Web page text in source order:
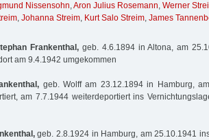
Nissensohn,Aron Julius Rosemann, Werner
, Johanna Streim, Kurt Salo Streim, James
Frankenthal,geb. 4.6.1894 in Altona, am
am 9.4.1942 umgekommen
geb. Wolff am 23.12.1894 in Hamburg,
am 7.7.1944 weiterdeportiert ins
geb. 2.8.1924 in Hamburg, am 25.10.1941